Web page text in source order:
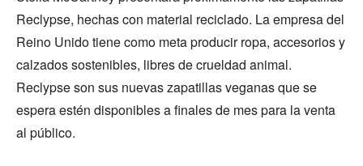
Reclypse, hechas con material reciclado. La empresa del
Reino Unido tiene como meta producir ropa, accesorios y
calzados sostenibles, libres de crueldad animal.
Reclypse son sus nuevas zapatillas veganas que se
espera estén disponibles a finales de mes para la venta
al público.